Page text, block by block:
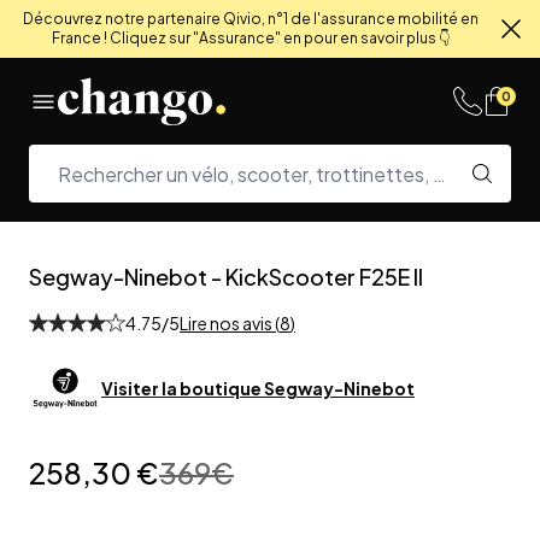
Découvrez notre partenaire Qivio, n°1 de l'assurance mobilité en
France ! Cliquez sur "Assurance" en pour en savoir plus 👇
0
Segway-Ninebot - KickScooter F25E II
4.75/5Lire nos avis (8)
Visiter la boutiqueSegway-Ninebot
258,30 €369€